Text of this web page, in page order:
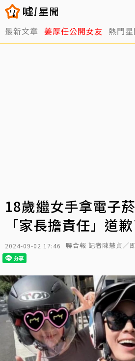
最新文章 姜厚任公開女友 熱門星
18歲繼女手拿電子
「家長擔責任」道
2024-09-02 17:46 聯合報 記者陳慧貞／